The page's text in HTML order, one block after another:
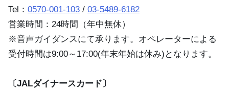
Tel： 0570-001-103 / 03-5489-6182
営業時間：24時間（年中無休）
※音声ガイダンスにて承ります。オペレーターによる
受付時間は9:00～17:00(年末年始は休み)となります。
〔JALダイナースカード〕